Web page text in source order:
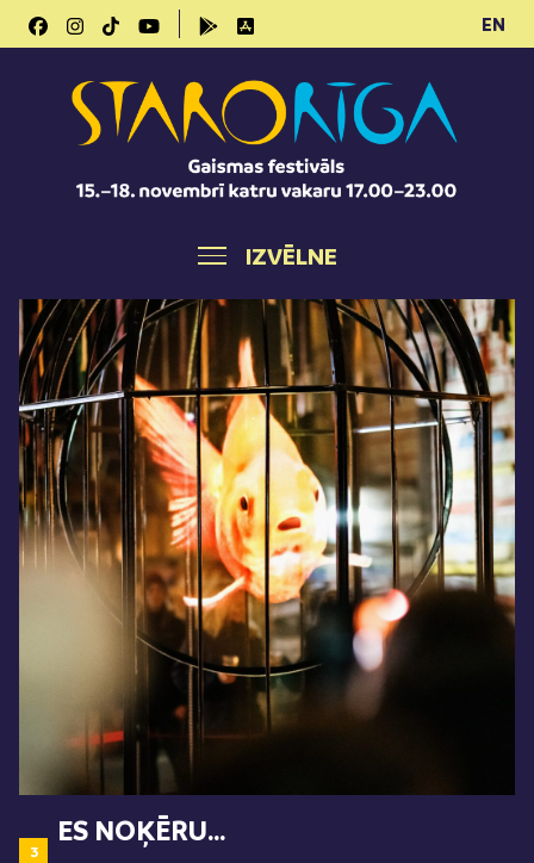
EN
IZVĒLNE
3
ES NOĶĒRU…